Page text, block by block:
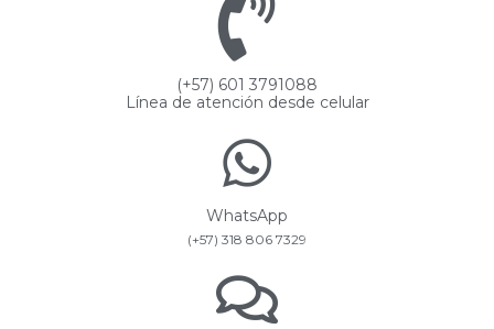
(+57) 601 3791088
Línea de atención desde celular
WhatsApp
(+57) 318 806 7329